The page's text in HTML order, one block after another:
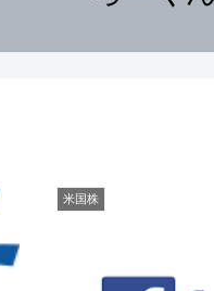
米国株